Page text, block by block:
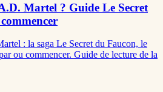
Martel ? Guide Le Secret
: la saga Le Secret du Faucon, le
ou commencer. Guide de lecture de la